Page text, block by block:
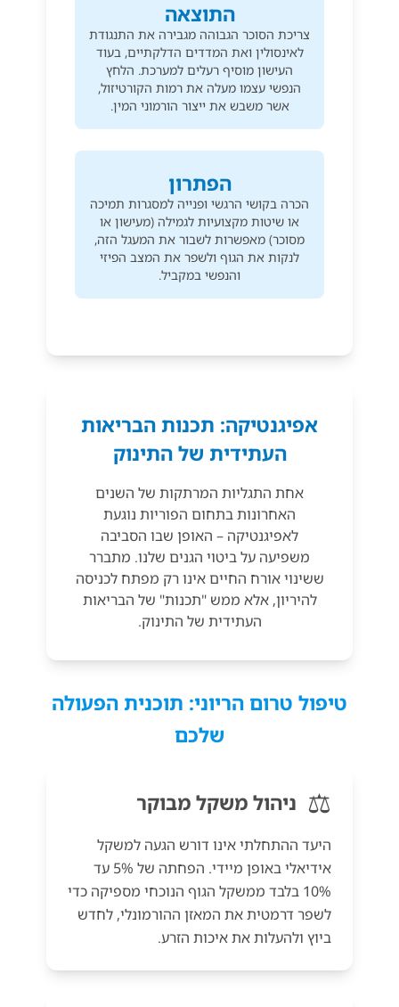
התוצאה
צריכת הסוכר הגבוהה מגבירה את התנגודת
לאינסולין ואת המדדים הדלקתיים, בעוד
העישון מוסיף רעלים למערכת. הלחץ
הנפשי עצמו מעלה את רמות הקורטיזול,
אשר משבש את ייצור הורמוני המין.
הפתרון
הכרה בקושי הרגשי ופנייה למסגרות תמיכה
או שיטות מקצועיות לגמילה (מעישון או
מסוכר) מאפשרות לשבור את המעגל הזה,
לנקות את הגוף ולשפר את המצב הפיזי
והנפשי במקביל.
אפיגנטיקה: תכנות הבריאות
העתידית של התינוק
אחת התגליות המרתקות של השנים
האחרונות בתחום הפוריות נוגעת
לאפיגנטיקה – האופן שבו הסביבה
משפיעה על ביטוי הגנים שלנו. מתברר
ששינוי אורח החיים אינו רק מפתח לכניסה
להיריון, אלא ממש "תכנות" של הבריאות
העתידית של התינוק.
טיפול טרום הריוני: תוכנית הפעולה
שלכם
⚖️ ניהול משקל מבוקר
היעד ההתחלתי אינו דורש הגעה למשקל
אידיאלי באופן מיידי. הפחתה של 5% עד
10% בלבד ממשקל הגוף הנוכחי מספיקה כדי
לשפר דרמטית את המאזן ההורמונלי, לחדש
ביוץ ולהעלות את איכות הזרע.